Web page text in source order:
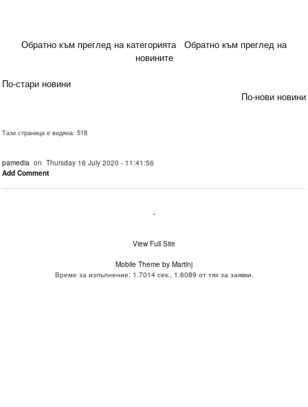
Обратно към преглед на категорията
Обратно към преглед на
новините
По-стари новини
По-нови новини
Тази страница е видяна: 518
pamedia on Thursday 16 July 2020 - 11:41:56
Add Comment
.
View Full Site
Mobile Theme by Martinj
Време за изпълнение: 1.7014 сек., 1.6089 от тях за заявки.